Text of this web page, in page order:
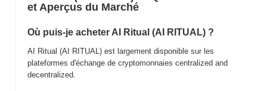
et Aperçus du Marché
Où puis-je acheter AI Ritual (AI RITUAL) ?
AI Ritual (AI RITUAL) est largement disponible sur les
plateformes d'échange de cryptomonnaies centralized and
decentralized.